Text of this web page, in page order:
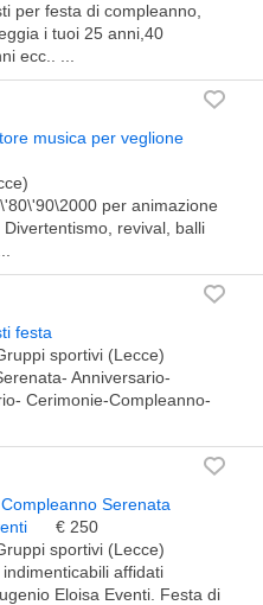
per festa di compleanno,
i tuoi 25 anni,40
ecc.. ...
musica per veglione
per animazione
revival, balli
festa
sportivi (Lecce)
Anniversario-
Cerimonie-Compleanno-
Serenata
€ 250
sportivi (Lecce)
affidati
Eloisa Eventi. Festa di